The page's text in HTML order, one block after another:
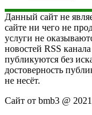
Данный сайт не
сайте ни чего не
услуги не
новостей RSS
публикуются без
достоверность
не несёт.
Сайт от bmb3 @ 2021